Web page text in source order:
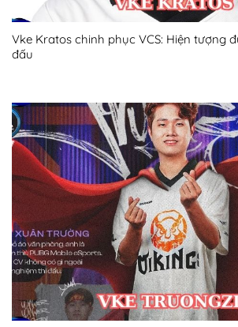
Vke Kratos chinh phục VCS: Hiện tượng
đấu